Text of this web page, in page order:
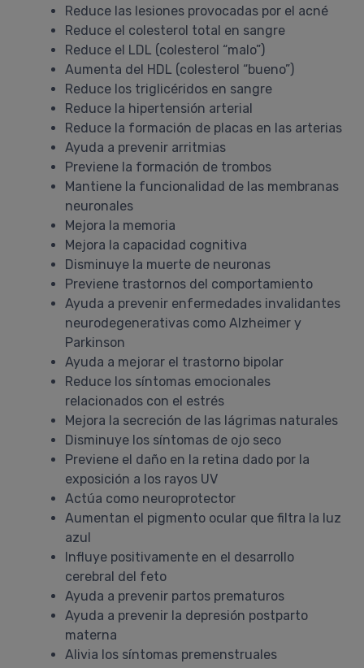
Reduce las lesiones provocadas por el acné
Reduce el colesterol total en sangre
Reduce el LDL (colesterol “malo”)
Aumenta del HDL (colesterol “bueno”)
Reduce los triglicéridos en sangre
Reduce la hipertensión arterial
Reduce la formación de placas en las arterias
Ayuda a prevenir arritmias
Previene la formación de trombos
Mantiene la funcionalidad de las membranas
neuronales
Mejora la memoria
Mejora la capacidad cognitiva
Disminuye la muerte de neuronas
Previene trastornos del comportamiento
Ayuda a prevenir enfermedades invalidantes
neurodegenerativas como Alzheimer y
Parkinson
Ayuda a mejorar el trastorno bipolar
Reduce los síntomas emocionales
relacionados con el estrés
Mejora la secreción de las lágrimas naturales
Disminuye los síntomas de ojo seco
Previene el daño en la retina dado por la
exposición a los rayos UV
Actúa como neuroprotector
Aumentan el pigmento ocular que filtra la luz
azul
Influye positivamente en el desarrollo
cerebral del feto
Ayuda a prevenir partos prematuros
Ayuda a prevenir la depresión postparto
materna
Alivia los síntomas premenstruales